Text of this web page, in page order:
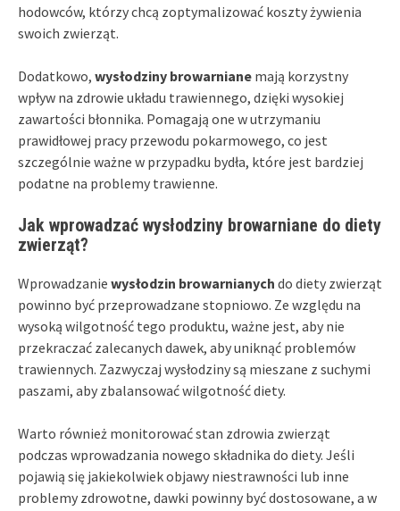
hodowców, którzy chcą zoptymalizować koszty żywienia
swoich zwierząt.
Dodatkowo, wysłodziny browarniane mają korzystny
wpływ na zdrowie układu trawiennego, dzięki wysokiej
zawartości błonnika. Pomagają one w utrzymaniu
prawidłowej pracy przewodu pokarmowego, co jest
szczególnie ważne w przypadku bydła, które jest bardziej
podatne na problemy trawienne.
Jak wprowadzać wysłodziny browarniane do diety
zwierząt?
Wprowadzanie wysłodzin browarnianych do diety zwierząt
powinno być przeprowadzane stopniowo. Ze względu na
wysoką wilgotność tego produktu, ważne jest, aby nie
przekraczać zalecanych dawek, aby uniknąć problemów
trawiennych. Zazwyczaj wysłodziny są mieszane z suchymi
paszami, aby zbalansować wilgotność diety.
Warto również monitorować stan zdrowia zwierząt
podczas wprowadzania nowego składnika do diety. Jeśli
pojawią się jakiekolwiek objawy niestrawności lub inne
problemy zdrowotne, dawki powinny być dostosowane, a w